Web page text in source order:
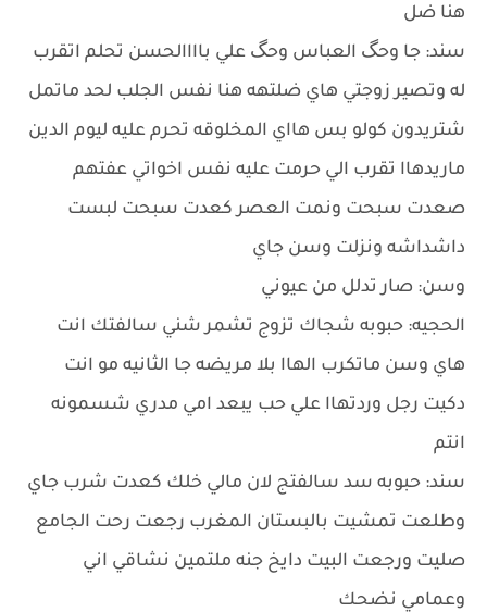
هنا ضل
سند: جا وحگ العباس وحگ علي باااالحسن تحلم اتقرب
له وتصير زوجتي هاي ضلتهه هنا نفس الجلب لحد ماتمل
شتريدون كولو بس هااي المخلوقه تحرم عليه ليوم الدين
ماريدهاا تقرب الي حرمت عليه نفس اخواتي عفتهم
صعدت سبحت ونمت العصر كعدت سبحت لبست
داشداشه ونزلت وسن جاي
وسن: صار تدلل من عيوني
الحجيه: حبوبه شجاك تزوج تشمر شني سالفتك انت
هاي وسن ماتكرب الهاا بلا مريضه جا الثانيه مو انت
دكيت رجل وردتهاا علي حب يبعد امي مدري شسمونه
انتم
سند: حبوبه سد سالفتج لان مالي خلك كعدت شرب جاي
وطلعت تمشيت بالبستان المغرب رجعت رحت الجامع
صليت ورجعت البيت دايخ جنه ملتمين نشاقي اني
وعمامي نضحك